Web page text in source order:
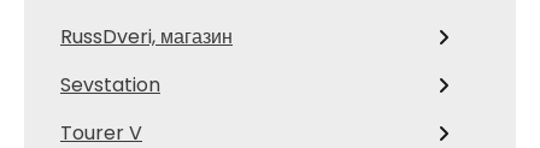
RussDveri, магазин
Sevstation
Tourer V